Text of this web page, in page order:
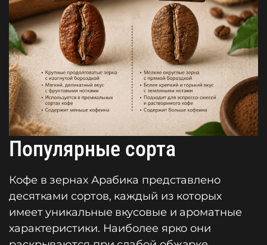
Популярные сорта
Кофе в зернах Арабика представлено
десятками сортов, каждый из которых
имеет уникальные вкусовые и ароматные
характеристики. Наиболее ярко они